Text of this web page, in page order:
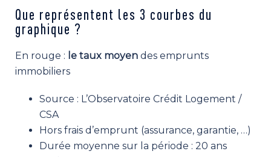
Que représentent les 3 courbes du
graphique ?
En rouge : le taux moyen des emprunts
immobiliers
Source : L’Observatoire Crédit Logement /
CSA
Hors frais d’emprunt (assurance, garantie, …)
Durée moyenne sur la période : 20 ans